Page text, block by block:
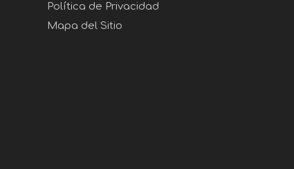
Política de Privacidad
Mapa del Sitio